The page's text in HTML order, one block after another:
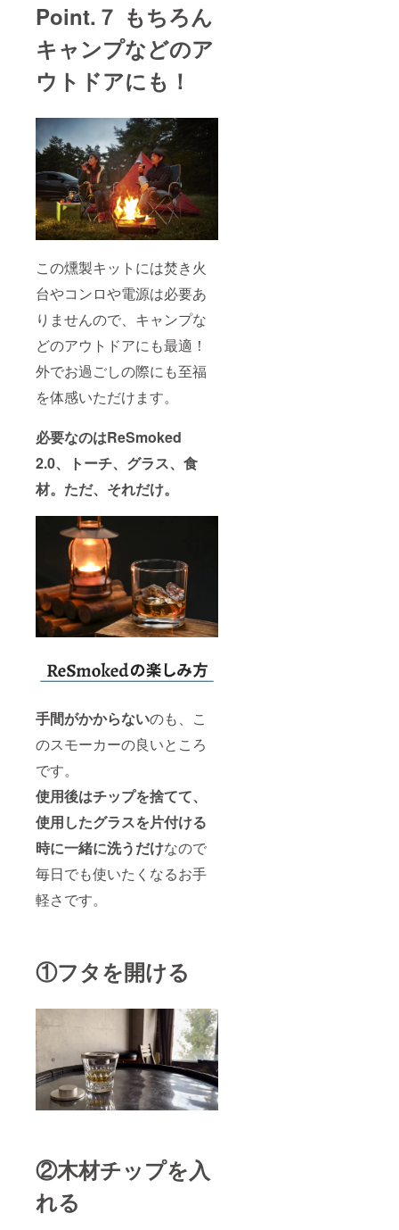
Point.７ もちろん
キャンプなどのア
ウトドアにも！
この燻製キットには焚き火
台やコンロや電源は必要あ
りませんので、キャンプな
どのアウトドアにも最適！
外でお過ごしの際にも至福
を体感いただけます。
必要なのはReSmoked
2.0、トーチ、グラス、食
材。ただ、それだけ。
手間がかからないのも、こ
のスモーカーの良いところ
です。
使用後はチップを捨てて、
使用したグラスを片付ける
時に一緒に洗うだけなので
毎日でも使いたくなるお手
軽さです。
①フタを開ける
②木材チップを入
れる